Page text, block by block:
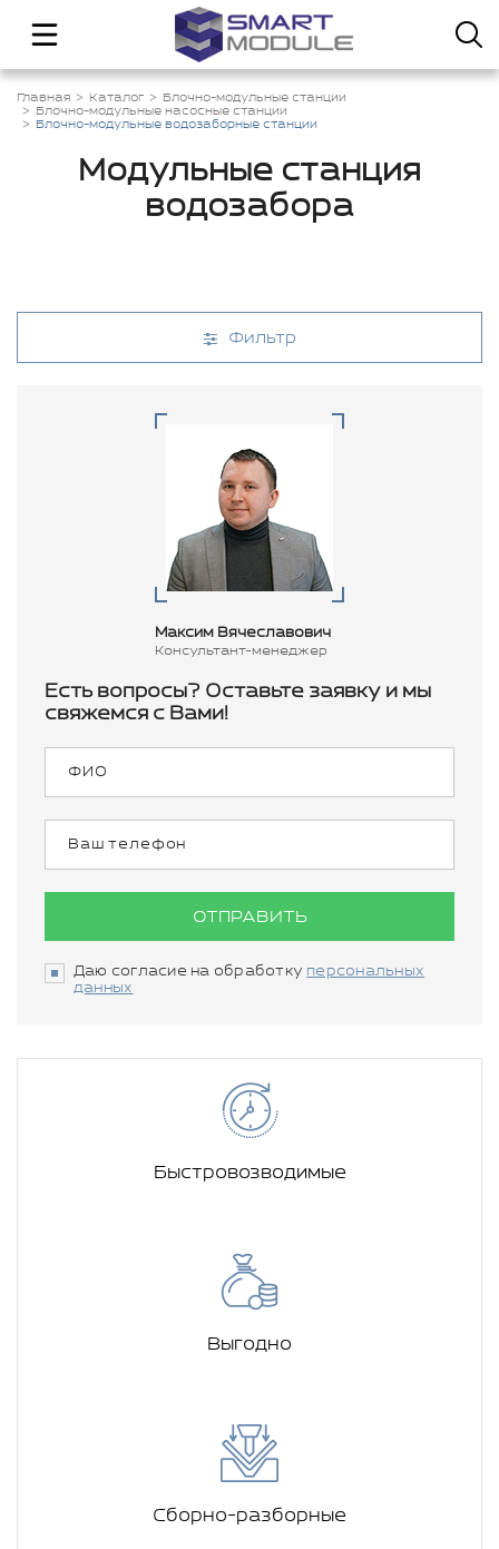
Главная Каталог
Блочно-модульные станции
Блочно-модульные насосные станции
Блочно-модульные водозаборные станции
Модульные станция
водозабора
Фильтр
Максим Вячеславович
Консультант-менеджер
Есть вопросы? Оставьте заявку и мы
свяжемся с Вами!
ОТПРАВИТЬ
Даю согласие на обработку персональных
данных
Быстровозводимые
Выгодно
Сборно-разборные